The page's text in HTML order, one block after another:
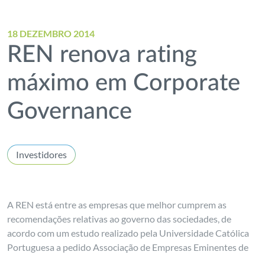
18 DEZEMBRO 2014
REN renova rating
máximo em Corporate
Governance
Investidores
A REN está entre as empresas que melhor cumprem as
recomendações relativas ao governo das sociedades, de
acordo com um estudo realizado pela Universidade Católica
Portuguesa a pedido Associação de Empresas Eminentes de